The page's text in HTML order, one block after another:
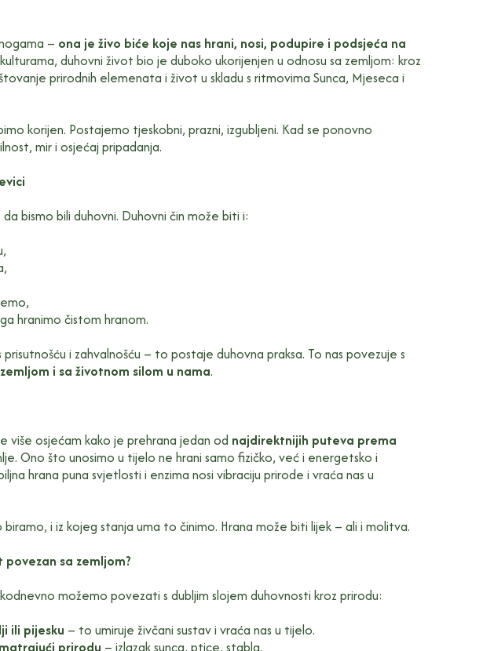
– ona je živo biće koje nas hrani, nosi, podupire i podsjeća na
duhovni život bio je duboko ukorijenjen u odnosu sa zemljom: kroz
prirodnih elemenata i život u skladu s ritmovima Sunca, Mjeseca i
korijen. Postajemo tjeskobni, prazni, izgubljeni. Kad se ponovno
mir i osjećaj pripadanja.
bismo bili duhovni. Duhovni čin može biti i:
hranimo čistom hranom.
i zahvalnošću – to postaje duhovna praksa. To nas povezuje s
i sa životnom silom u nama.
više osjećam kako je prehrana jedan od najdirektnijih puteva prema
Ono što unosimo u tijelo ne hrani samo fizičko, već i energetsko i
hrana puna svjetlosti i enzima nosi vibraciju prirode i vraća nas u
i iz kojeg stanja uma to činimo. Hrana može biti lijek – ali i molitva.
sa zemljom?
možemo povezati s dubljim slojem duhovnosti kroz prirodu:
ili pijesku – to umiruje živčani sustav i vraća nas u tijelo.